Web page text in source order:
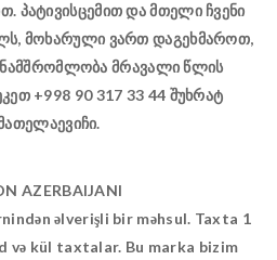
პატივისცემით და მთელი ჩვენი
მოხარული ვართ დაგეხმაროთ,
მრავალი წლის
+998 90 317 33 44 შუხრატ
AZERBAIJANI
əlverişli bir məhsul. Taxta 1
və kül taxtalar. Bu marka bizim